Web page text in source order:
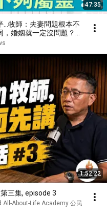
47:35
牧師：夫妻問題根本不
婚姻就一定沒問題？》
#小柔
1:52:22
三集, episode 3
All-About-Life Academy 公民